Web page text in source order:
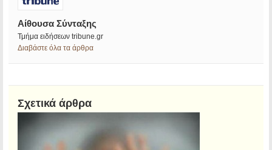
Αίθουσα Σύνταξης
Τμήμα ειδήσεων tribune.gr
Διαβάστε όλα τα άρθρα
Σχετικά άρθρα